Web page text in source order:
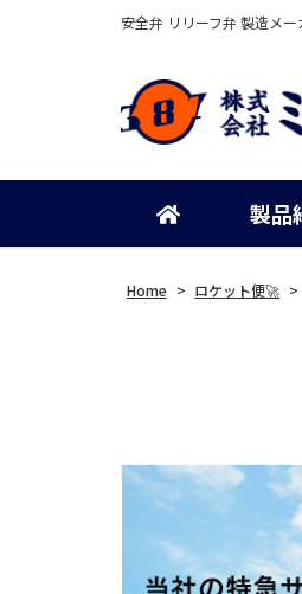
安全弁 リリーフ弁 製造メー
製品
Home > ロケット便🚀 >